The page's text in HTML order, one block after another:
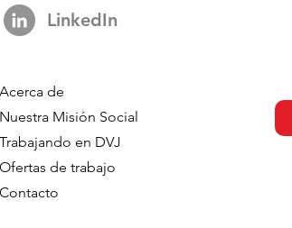
Don't Be Fooled By AI - A
Cautionary Tale About The
LinkedIn
Acerca de
Nuestra Misión Social
Trabajando en DVJ
Ofertas de trabajo
Contacto